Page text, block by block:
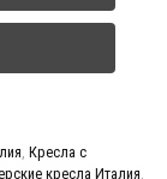
Кресла с
кресла Италия